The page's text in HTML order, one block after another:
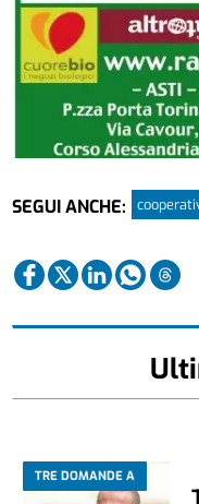
SEGUI ANCHE:
TRE DOMANDE A